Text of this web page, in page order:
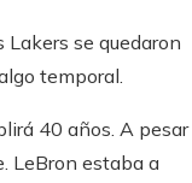
Lakers se quedaron
temporal.
40 años. A pesar
LeBron estaba a